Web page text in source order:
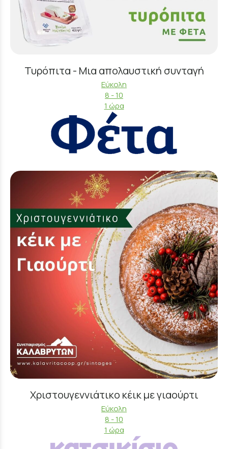
Τυρόπιτα - Μια απολαυστική συνταγή
Εύκολη
8 - 10
1 ώρα
Χριστουγεννιάτικο κέικ με γιαούρτι
Εύκολη
8 - 10
1 ώρα